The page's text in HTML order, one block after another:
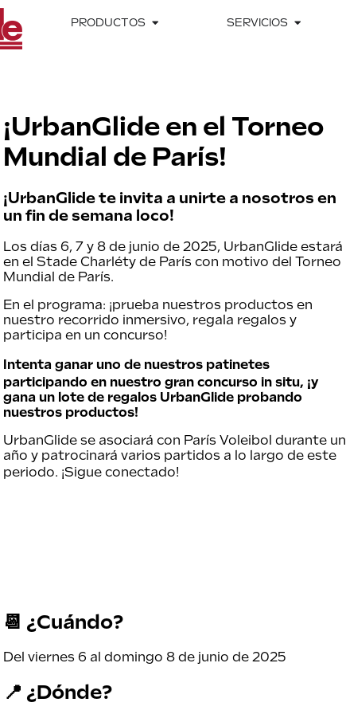
PRODUCTOS SERVICIOS
¡UrbanGlide en el Torneo
Mundial de París!
¡UrbanGlide te invita a unirte a nosotros en
un fin de semana loco!
Los días 6, 7 y 8 de junio de 2025, UrbanGlide estará
en el Stade Charléty de París con motivo del Torneo
Mundial de París.
En el programa: ¡prueba nuestros productos en
nuestro recorrido inmersivo, regala regalos y
participa en un concurso!
Intenta ganar uno de nuestros patinetes
participando en nuestro gran concurso in situ, ¡y
gana un lote de regalos UrbanGlide probando
nuestros productos!
UrbanGlide se asociará con París Voleibol durante un
año y patrocinará varios partidos a lo largo de este
periodo. ¡Sigue conectado!
📆 ¿Cuándo?
Del viernes 6 al domingo 8 de junio de 2025
📍 ¿Dónde?